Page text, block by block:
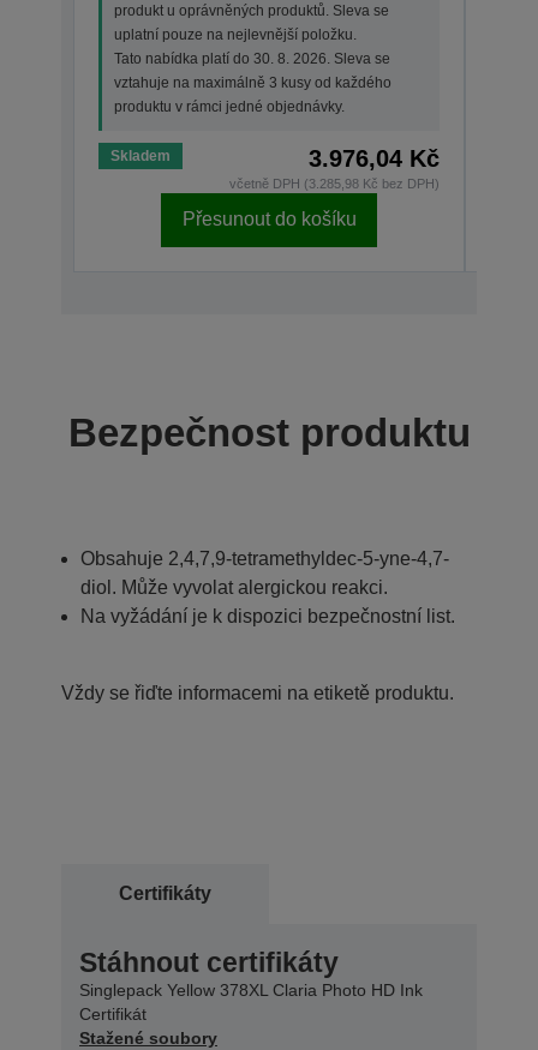
produkt u oprávněných produktů. Sleva se
uplatní pouze na nejlevnější položku.
Tato nabídka platí do 30. 8. 2026. Sleva se
vztahuje na maximálně 3 kusy od každého
produktu v rámci jedné objednávky.
Skladem 3.976,04 Kč
včetně DPH (3.285,98 Kč bez DPH)
Přesunout do košíku
Bezpečnost produktu
Obsahuje 2,4,7,9-tetramethyldec-5-yne-4,7-
diol. Může vyvolat alergickou reakci.
Na vyžádání je k dispozici bezpečnostní list.
Vždy se řiďte informacemi na etiketě produktu.
Certifikáty
Stáhnout certifikáty
Singlepack Yellow 378XL Claria Photo HD Ink
Certifikát
Stažené soubory